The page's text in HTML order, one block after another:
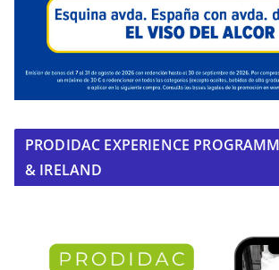
PRODIDAC EXPERIENCE
& IRELAND